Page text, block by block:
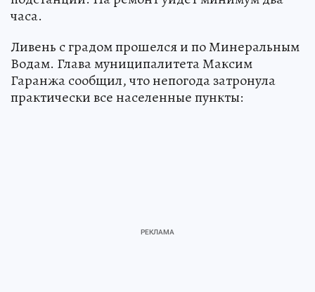
часа.
Ливень с градом прошелся и по Минеральным
Водам. Глава муниципалитета Максим
Гаранжа сообщил, что непогода затронула
практически все населенные пункты: